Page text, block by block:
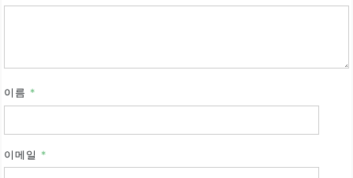
이름 *
이메일 *